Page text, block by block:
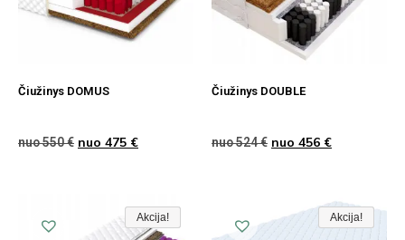
Čiužinys DOMUS
nuo550€ nuo 475 €
Čiužinys DOUBLE
nuo524€ nuo 456 €
Akcija!
Akcija
Akcija! Akcija!
Akcija
Akcija!